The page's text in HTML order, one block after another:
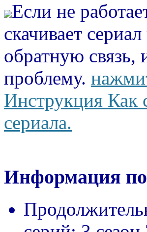
Если не
скачивает
обратную
проблему.
Инструкция Как
сериала.
Информация по